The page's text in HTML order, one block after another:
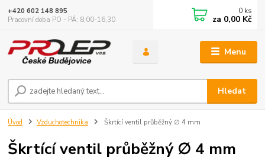
Menu
Hledat
+420 602 148 895
Pracovní doba PO - PÁ: 8,00-16,30
0 ks
za 0,00 Kč
Úvod Vzduchotechnika Škrtící ventil průběžný ∅ 4 mm
Škrtící ventil průběžný ∅ 4 mm